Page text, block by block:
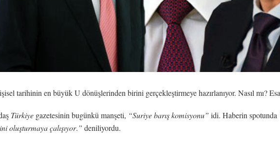
tarihinin en büyük U dönüşlerinden birini gerçekleştirmeye hazırlanıyor. Nasıl mı?
Türkiye gazetesinin bugünkü manşeti, “Suriye barış komisyonu” idi. Haberin spotunda
oluşturmaya çalışıyor.” deniliyordu.